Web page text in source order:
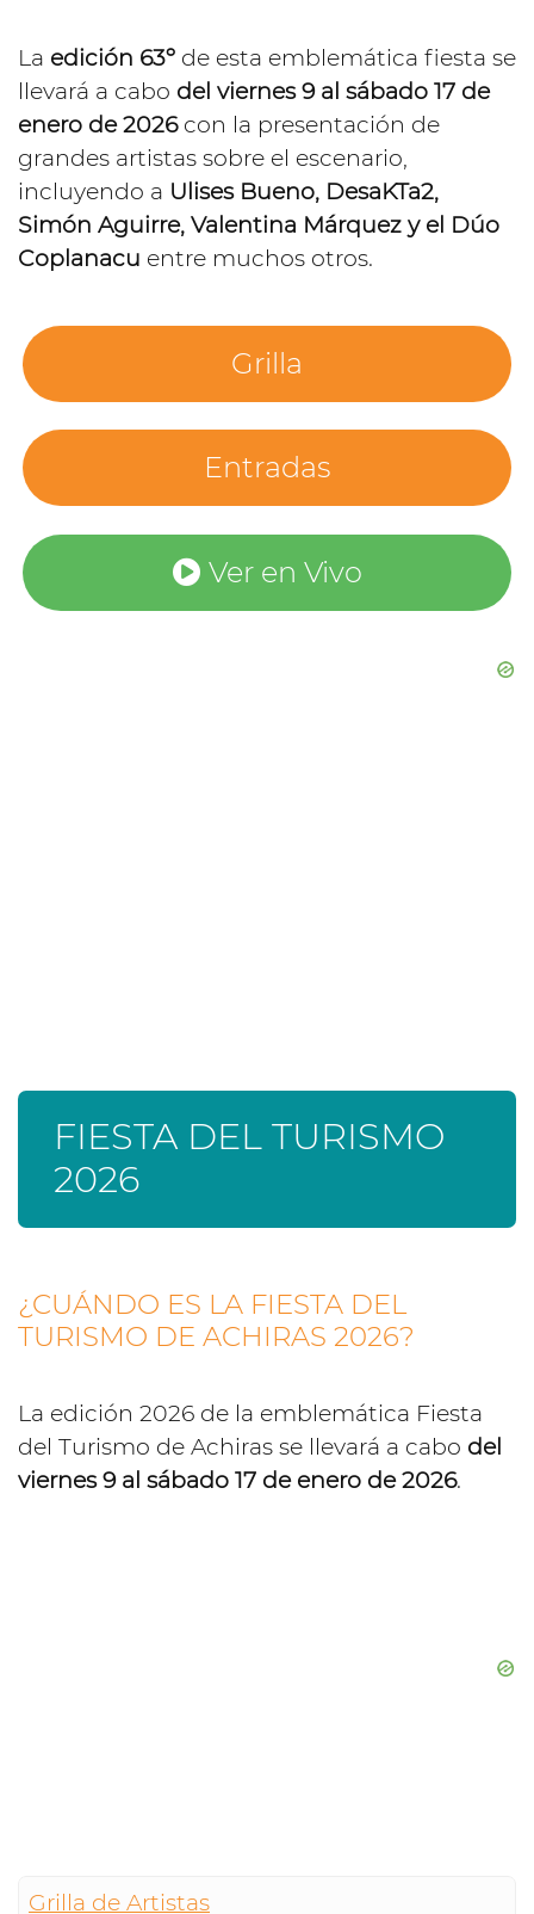
La edición 63º de esta emblemática fiesta se
llevará a cabo del viernes 9 al sábado 17 de
enero de 2026con la presentación de
grandes artistas sobre el escenario,
incluyendo a Ulises Bueno, DesaKTa2,
Simón Aguirre, Valentina Márquez y el Dúo
Coplanacu entre muchos otros.
Grilla
Entradas
Ver en Vivo
FIESTA DEL TURISMO
2026
¿CUÁNDO ES LA FIESTA DEL
TURISMO DE ACHIRAS 2026?
La edición 2026 de la emblemática Fiesta
del Turismo de Achiras se llevará a cabo del
viernes 9 al sábado 17 de enero de 2026.
Grilla de Artistas